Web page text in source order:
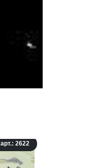
арт.: 2622